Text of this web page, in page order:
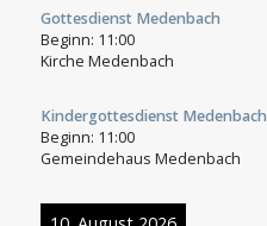
Gottesdienst Medenbach
Beginn: 11:00
Kirche Medenbach
Kindergottesdienst Medenbach
Beginn: 11:00
Gemeindehaus Medenbach